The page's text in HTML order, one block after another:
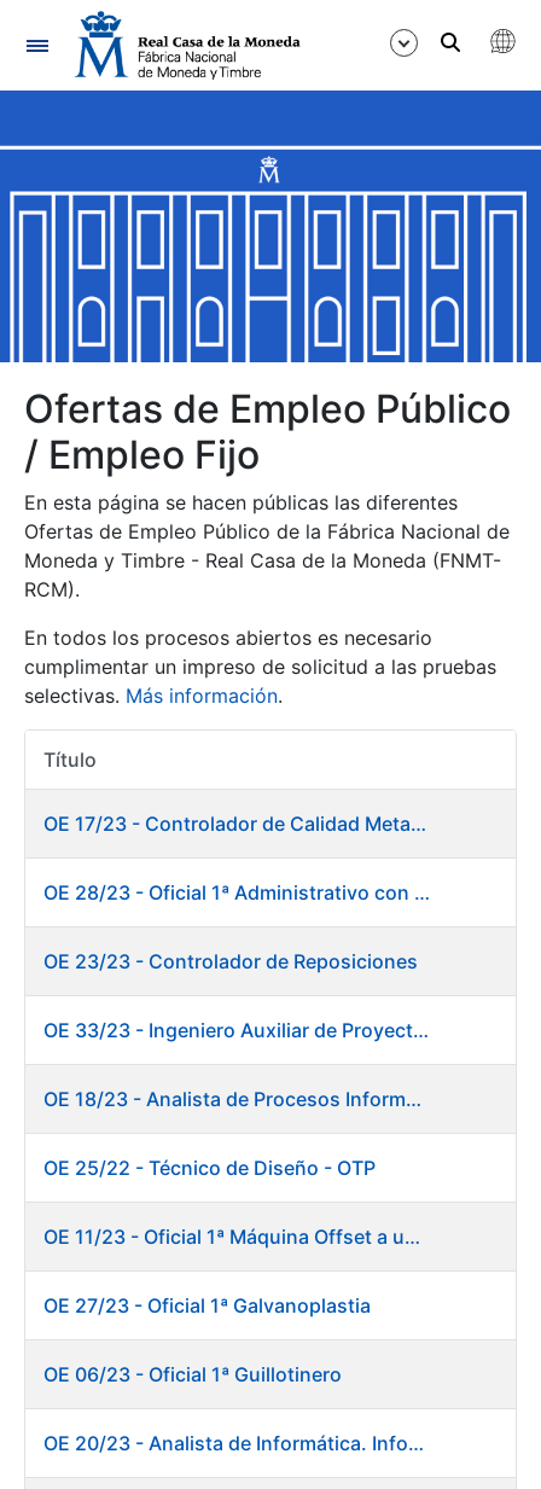
Navegación
Mostrar/Ocultar
Mostrar/Ocultar
Mostrar/Ocultar
Mostrar/Ocultar
Mostrar/Ocultar
Mostrar/Ocultar
Mostrar/Ocultar
Mostrar/Ocultar
Ofertas de Empleo Público
/ Empleo Fijo
En esta página se hacen públicas las diferentes
Ofertas de Empleo Público de la Fábrica Nacional de
Moneda y Timbre - Real Casa de la Moneda (FNMT-
RCM).
En todos los procesos abiertos es necesario
cumplimentar un impreso de solicitud a las pruebas
selectivas. Más información.
Título
OE 17/23 - Controlador de Calidad Metalurgia
OE 28/23 - Oficial 1ª Administrativo con inglés y francés
OE 23/23 - Controlador de Reposiciones
OE 33/23 - Ingeniero Auxiliar de Proyectos. Marketing
OE 18/23 - Analista de Procesos Informáticos
OE 25/22 - Técnico de Diseño - OTP
OE 11/23 - Oficial 1ª Máquina Offset a un color
OE 27/23 - Oficial 1ª Galvanoplastia
OE 06/23 - Oficial 1ª Guillotinero
OE 20/23 - Analista de Informática. Informática.